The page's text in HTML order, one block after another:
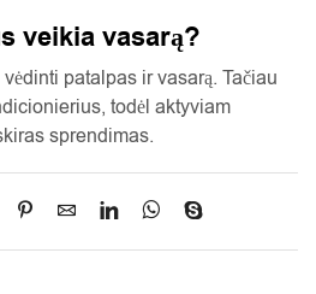
veikia vasarą?
patalpas ir vasarą. Tačiau
todėl aktyviam
sprendimas.